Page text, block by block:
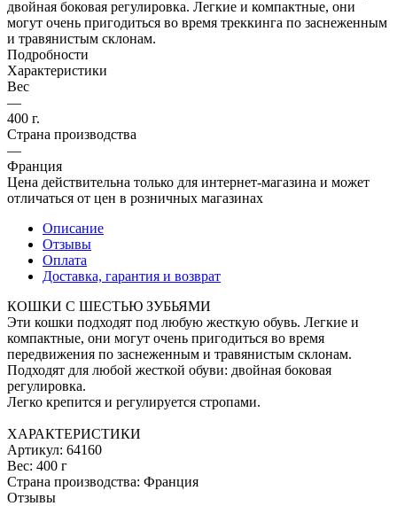
двойная боковая регулировка. Легкие и компактные, они
могут очень пригодиться во время треккинга по заснеженным
и травянистым склонам.
Подробности
Характеристики
Вес
—
400 г.
Страна производства
—
Франция
Цена действительна только для интернет-магазина и может
отличаться от цен в розничных магазинах
Описание
Отзывы
Оплата
Доставка, гарантия и возврат
КОШКИ С ШЕСТЬЮ ЗУБЬЯМИ
Эти кошки подходят под любую жесткую обувь. Легкие и
компактные, они могут очень пригодиться во время
передвижения по заснеженным и травянистым склонам.
Подходят для любой жесткой обуви: двойная боковая
регулировка.
Легко крепится и регулируется стропами.
ХАРАКТЕРИСТИКИ
Артикул: 64160
Вес: 400 г
Страна производства: Франция
Отзывы